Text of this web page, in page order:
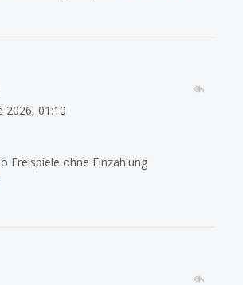
2026, 01:10
Freispiele ohne Einzahlung